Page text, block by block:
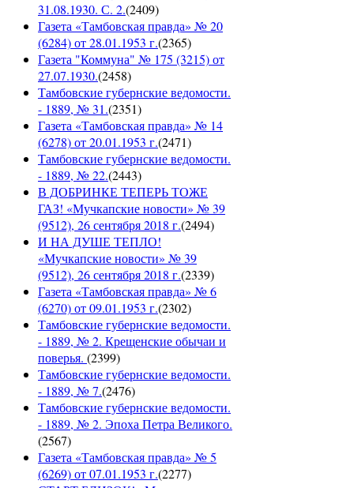
31.08.1930. С. 2.(2409)
Газета «Тамбовская правда» № 20
(6284) от 28.01.1953 г.(2365)
Газета "Коммуна" № 175 (3215) от
27.07.1930.(2458)
Тамбовские губернские ведомости.
- 1889, № 31.(2351)
Газета «Тамбовская правда» № 14
(6278) от 20.01.1953 г.(2471)
Тамбовские губернские ведомости.
- 1889, № 22.(2443)
В ДОБРИНКЕ ТЕПЕРЬ ТОЖЕ
ГАЗ! «Мучкапские новости» № 39
(9512), 26 сентября 2018 г.(2494)
И НА ДУШЕ ТЕПЛО!
«Мучкапские новости» № 39
(9512), 26 сентября 2018 г.(2339)
Газета «Тамбовская правда» № 6
(6270) от 09.01.1953 г.(2302)
Тамбовские губернские ведомости.
- 1889, № 2. Крещенские обычаи и
поверья. (2399)
Тамбовские губернские ведомости.
- 1889, № 7.(2476)
Тамбовские губернские ведомости.
- 1889, № 2. Эпоха Петра Великого.
(2567)
Газета «Тамбовская правда» № 5
(6269) от 07.01.1953 г.(2277)